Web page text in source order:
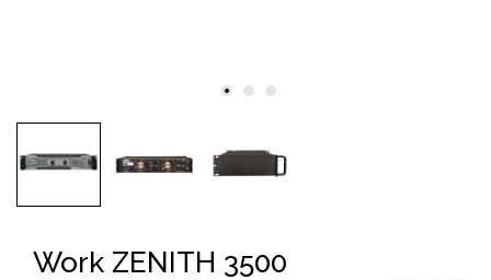
Work ZENITH 3500